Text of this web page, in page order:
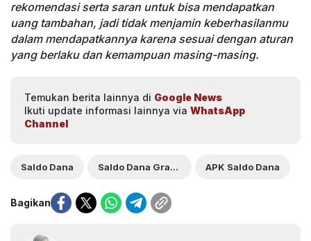
rekomendasi serta saran untuk bisa mendapatkan
uang tambahan, jadi tidak menjamin keberhasilanmu
dalam mendapatkannya karena sesuai dengan aturan
yang berlaku dan kemampuan masing-masing.
Temukan berita lainnya di Google News
Ikuti update informasi lainnya via WhatsApp
Channel
Saldo Dana Saldo Dana Gratis APK Saldo Dana
Bagikan